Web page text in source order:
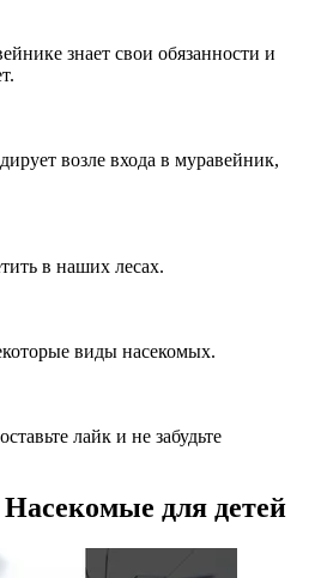
знает свои обязанности и
возле входа в муравейник,
в наших лесах.
виды насекомых.
лайк и не забудьте
для детей